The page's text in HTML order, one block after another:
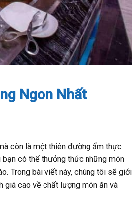
Ngon Nhất
còn là một thiên đường ẩm thực
có thể thưởng thức những món
Trong bài viết này, chúng tôi sẽ giới
giá cao về chất lượng món ăn và